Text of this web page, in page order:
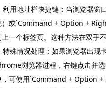
利用地址栏快捷键：当浏览器
）或`Command + Option +
一个标签页。这种方法在双手
特殊情况处理：如果浏览器出现
浏览器进程，右键点击并
可使用`Command + Option +